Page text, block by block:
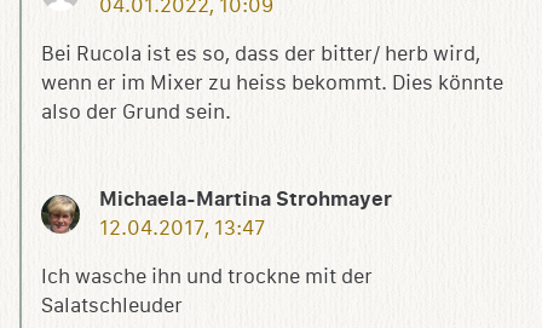
04.01.2022, 10:09
Bei Rucola ist es so, dass der bitter/ herb wird,
wenn er im Mixer zu heiss bekommt. Dies könnte
also der Grund sein.
Michaela-Martina Strohmayer
12.04.2017, 13:47
Ich wasche ihn und trockne mit der
Salatschleuder